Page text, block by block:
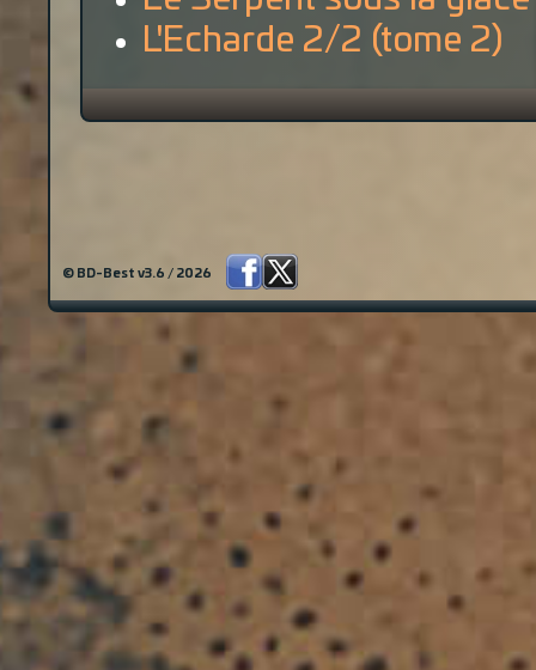
L'Echarde 2/2 (tome 2)
© BD-Best v3.6 / 2026